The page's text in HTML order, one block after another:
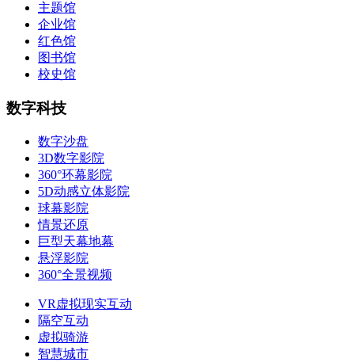
主题馆
企业馆
红色馆
图书馆
校史馆
数字科技
数字沙盘
3D数字影院
360°环幕影院
5D动感立体影院
球幕影院
情景还原
巨型天幕地幕
悬浮影院
360°全景视频
VR虚拟现实互动
隔空互动
虚拟骑游
智慧城市